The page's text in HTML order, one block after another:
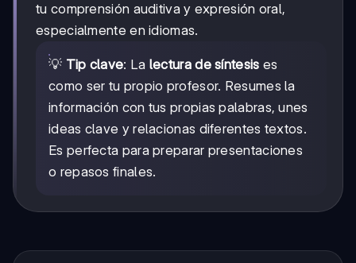
tu comprensión auditiva y expresión oral,
especialmente en idiomas.
💡 Tip clave: La lectura de síntesis es
como ser tu propio profesor. Resumes la
información con tus propias palabras, unes
ideas clave y relacionas diferentes textos.
Es perfecta para preparar presentaciones
o repasos finales.